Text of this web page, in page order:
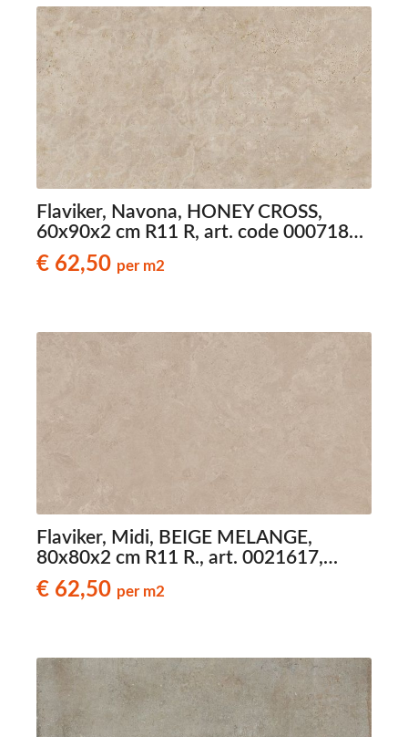
Flaviker, Navona, HONEY CROSS,
60x90x2 cm R11 R, art. code 0007181,
travertinlook terrastegels
€ 62,50 per m2
Flaviker, Midi, BEIGE MELANGE,
80x80x2 cm R11 R., art. 0021617,
natuursteenlook terrastegels
€ 62,50 per m2